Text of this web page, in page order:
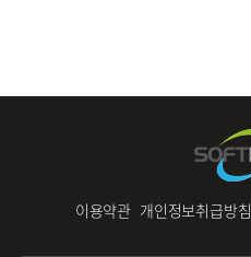
이용약관 개인정보취급방침